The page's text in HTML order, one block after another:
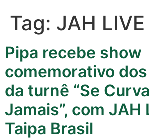
Tag: JAH LIVE
Pipa recebe show
comemorativo
da turnê “Se
Jamais”, com JAH
Taipa Brasil